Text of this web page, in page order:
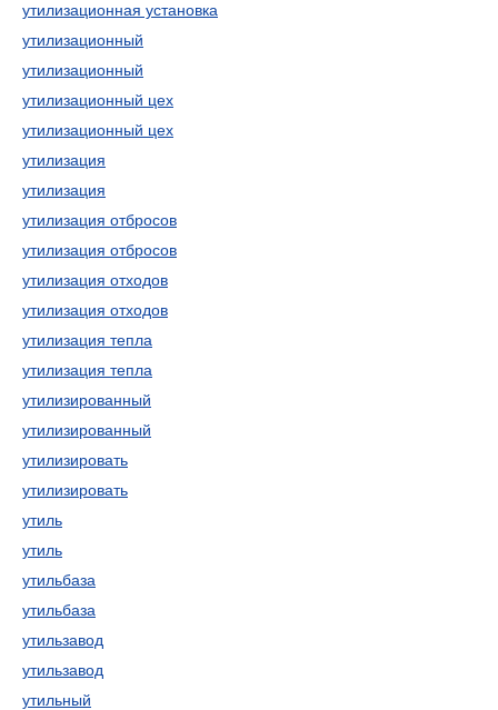
утилизационная установка
утилизационный
утилизационный
утилизационный цех
утилизационный цех
утилизация
утилизация
утилизация отбросов
утилизация отбросов
утилизация отходов
утилизация отходов
утилизация тепла
утилизация тепла
утилизированный
утилизированный
утилизировать
утилизировать
утиль
утиль
утильбаза
утильбаза
утильзавод
утильзавод
утильный